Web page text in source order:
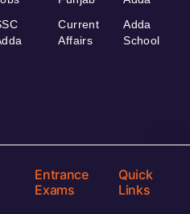
Current
Affairs
Adda
School
Entrance
Exams
Quick
Links